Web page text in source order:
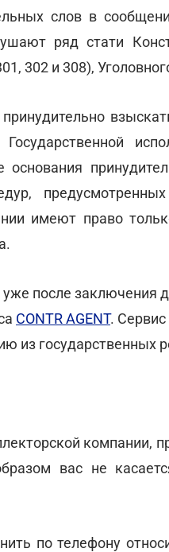
слов в
ряд стати
302 и 308),
имеют право
после заключения
CONTR AGENT.
из государственных
компании,
вас не
по телефону